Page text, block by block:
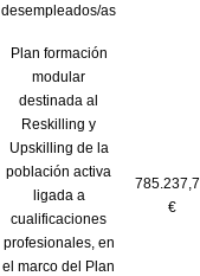
desempleados/as
Plan formación
modular
destinada al
Reskilling y
Upskilling de la
población activa
ligada a
cualificaciones
profesionales, en
el marco del Plan
€